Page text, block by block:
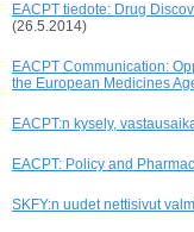
EACPT tiedote: Drug
(26.5.2014)
EACPT Communication:
the European Medicines
EACPT:n kysely,
EACPT: Policy and
SKFY:n uudet nettisivut